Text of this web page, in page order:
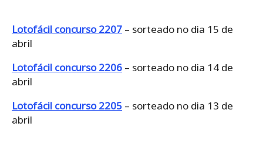
Lotofácil concurso 2207 – sorteado no dia 15 de
abril
Lotofácil concurso 2206 – sorteado no dia 14 de
abril
Lotofácil concurso 2205 – sorteado no dia 13 de
abril